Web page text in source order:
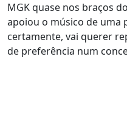
MGK quase nos braços
apoiou o músico de uma
certamente, vai querer
de preferência num